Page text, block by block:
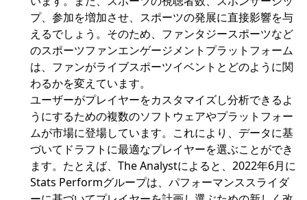
プ、参加を増加させ、スポーツの発展に直接影響を与
えるでしょう。そのため、ファンタジースポーツなど
のスポーツファンエンゲージメントプラットフォーム
は、ファンがライブスポーツイベントとどのように関
わるかを変えています。
ユーザーがプレイヤーをカスタマイズし分析できるよ
うにするための複数のソフトウェアやプラットフォー
ムが市場に登場しています。これにより、データに基
づいてドラフトに最適なプレイヤーを選ぶことができ
ます。たとえば、The Analystによると、2022年6月に
Stats Performグループは、パフォーマンススライダ